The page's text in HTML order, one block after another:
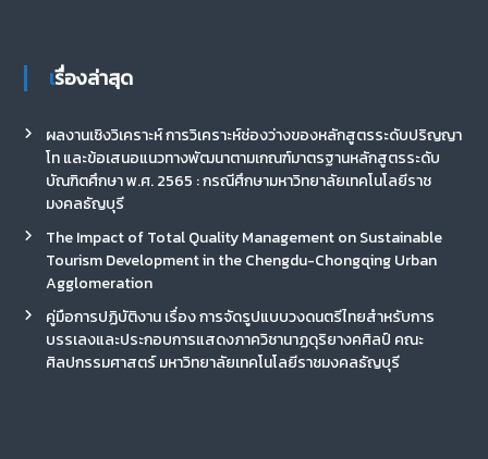
เรื่องล่าสุด
ผลงานเชิงวิเคราะห์ การวิเคราะห์ช่องว่างของหลักสูตรระดับปริญญา
โท และข้อเสนอแนวทางพัฒนาตามเกณฑ์มาตรฐานหลักสูตรระดับ
บัณฑิตศึกษา พ.ศ. 2565 : กรณีศึกษามหาวิทยาลัยเทคโนโลยีราช
มงคลธัญบุรี
The Impact of Total Quality Management on Sustainable
Tourism Development in the Chengdu-Chongqing Urban
Agglomeration
คู่มือการปฏิบัติงาน เรื่อง การจัดรูปแบบวงดนตรีไทยสำหรับการ
บรรเลงและประกอบการแสดงภาควิชานาฏดุริยางคศิลป์ คณะ
ศิลปกรรมศาสตร์ มหาวิทยาลัยเทคโนโลยีราชมงคลธัญบุรี